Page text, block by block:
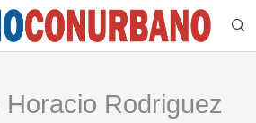
Horacio Rodriguez